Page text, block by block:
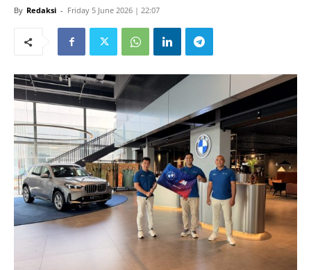
By Redaksi - Friday 5 June 2026 | 22:07